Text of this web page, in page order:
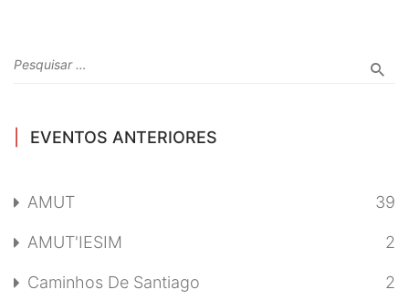
EVENTOS ANTERIORES
AMUT 39
AMUT'IESIM 2
Caminhos De Santiago 2